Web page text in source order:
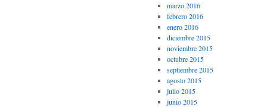
marzo 2016
febrero 2016
enero 2016
diciembre 2015
noviembre 2015
octubre 2015
septiembre 2015
agosto 2015
julio 2015
junio 2015